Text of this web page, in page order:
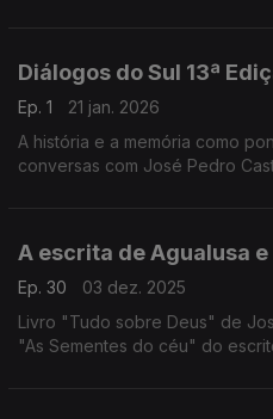
Diálogos do Sul 13ª
Ep. 1
21 jan. 2026
A história e a memória como
conversas com José Pedro
A escrita de Agualusa
Ep. 30
03 dez. 2025
Livro "Tudo sobre Deus" de
"As Sementes do céu" do